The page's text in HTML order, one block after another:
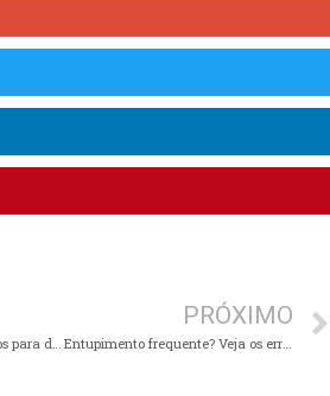
PRÓXIMO
Entupimento frequente? Veja os erros mais comuns (e como evitá-los de vez)